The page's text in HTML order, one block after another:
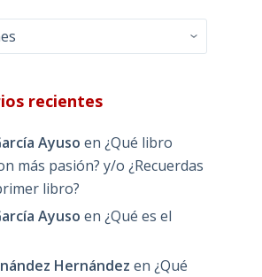
recientes
Ayuso en ¿Qué libro
más pasión? y/o ¿Recuerdas
libro?
Ayuso en ¿Qué es el
Hernández en ¿Qué